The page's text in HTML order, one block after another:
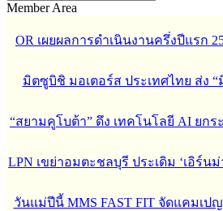
Member Area
OR เผยผลการดำเนินงานครึ่งปีแรก
มิตซูบิชิ มอเตอร์ส ประเทศไทย ส่ง
“สยามคูโบต้า” ดึง เทคโนโลยี AI ยก
LPN เขย่าอมตะชลบุรี ประเดิม ‘เอิร์น
วันแม่ปีนี้ MMS FAST FIT จัดแคมเปญ